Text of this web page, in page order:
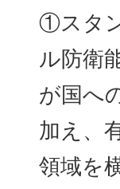
①スタ
ル防衛
が国へ
加え、
領域を